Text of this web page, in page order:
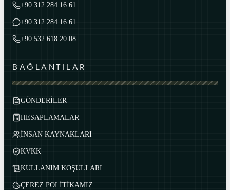
+90 312 284 16 61
+90 312 284 16 61
+90 532 618 20 08
BAĞLANTILAR
GÖNDERİLER
HESAPLAMALAR
İNSAN KAYNAKLARI
KVKK
KULLANIM KOŞULLARI
ÇEREZ POLİTİKAMIZ